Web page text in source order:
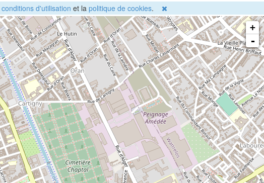
conditions d'utilisation et la politique de cookies.
+
-